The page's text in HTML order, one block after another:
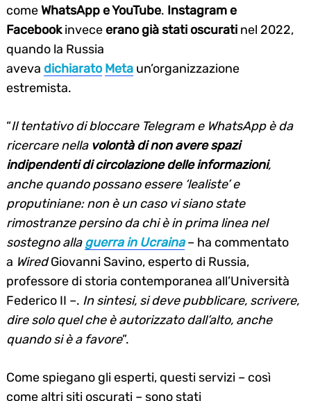
comeWhatsApp e YouTube. Instagram e
Facebookinveceerano già stati oscurati nel 2022,
quando la Russia
aveva dichiarato Meta un’organizzazione
estremista.
“Il tentativo di bloccare Telegram e WhatsApp è da
ricercare nella volontà di non avere spazi
indipendenti di circolazione delle informazioni,
anche quando possano essere ‘lealiste’ e
proputiniane: non è un caso vi siano state
rimostranze persino da chi è in prima linea nel
sostegno allaguerra in Ucraina– ha commentato
a WiredGiovanni Savino, esperto di Russia,
professore di storia contemporanea all’Università
Federico II –. In sintesi, si deve pubblicare, scrivere,
dire solo quel che è autorizzato dall’alto, anche
quando si è a favore”.
Come spiegano gli esperti, questi servizi – così
come altri siti oscurati – sono stati